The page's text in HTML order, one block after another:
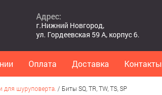
Адрес:
г.Нижний Новгород,
ул. Гордеевская 59 А, корпус 6.
Оплата Доставка Контакты
для шуруповерта. / Биты SQ, TR, TW, TS, SP